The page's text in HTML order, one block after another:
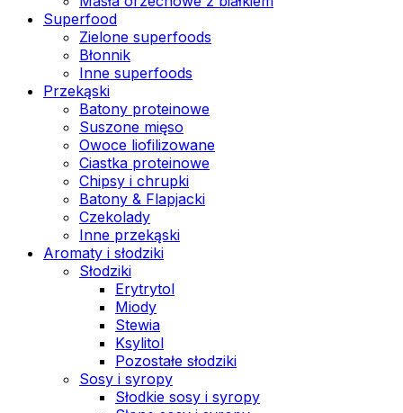
Superfood
Zielone superfoods
Błonnik
Inne superfoods
Przekąski
Batony proteinowe
Suszone mięso
Owoce liofilizowane
Ciastka proteinowe
Chipsy i chrupki
Batony & Flapjacki
Czekolady
Inne przekąski
Aromaty i słodziki
Słodziki
Erytrytol
Miody
Stewia
Ksylitol
Pozostałe słodziki
Sosy i syropy
Słodkie sosy i syropy